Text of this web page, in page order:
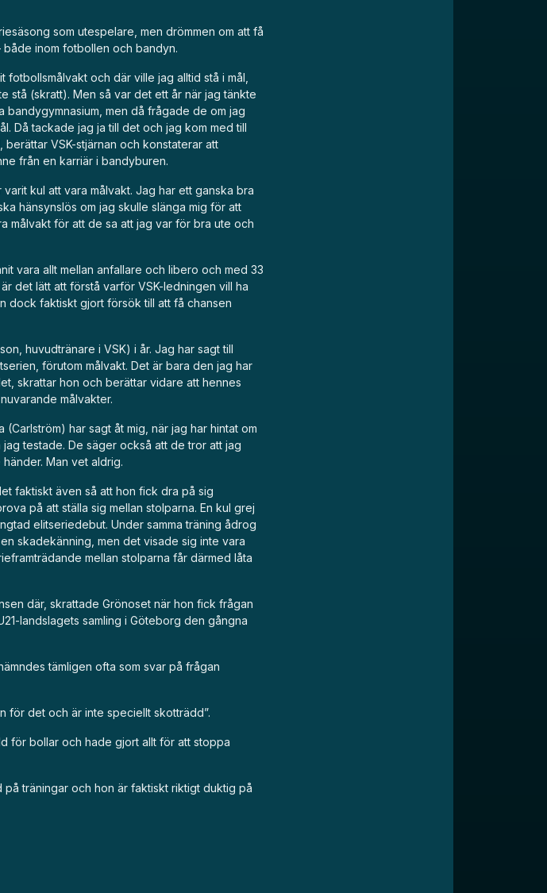
som utespelare, men drömmen om att få
både inom fotbollen och bandyn.
och där ville jag alltid stå i mål,
stå (skratt). Men så var det ett år när jag tänkte
men då frågade de om jag
Då tackade jag ja till det och jag kom med till
VSK-stjärnan och konstaterar att
från en karriär i bandyburen.
kul att vara målvakt. Jag har ett ganska bra
hänsynslös om jag skulle slänga mig för att
målvakt för att de sa att jag var för bra ute och
vara allt mellan anfallare och libero och med 33
det lätt att förstå varför VSK-ledningen vill ha
dock faktiskt gjort försök till att få chansen
huvudtränare i VSK) i år. Jag har sagt till
förutom målvakt. Det är bara den jag har
skrattar hon och berättar vidare att hennes
målvakter.
har sagt åt mig, när jag har hintat om
testade. De säger också att de tror att jag
Man vet aldrig.
faktiskt även så att hon fick dra på sig
på att ställa sig mellan stolparna. En kul grej
elitseriedebut. Under samma träning ådrog
skadekänning, men det visade sig inte vara
mellan stolparna får därmed låta
där, skrattade Grönoset när hon fick frågan
landslagets samling i Göteborg den gångna
tämligen ofta som svar på frågan
för det och är inte speciellt skotträdd”.
för bollar och hade gjort allt för att stoppa
på träningar och hon är faktiskt riktigt duktig på